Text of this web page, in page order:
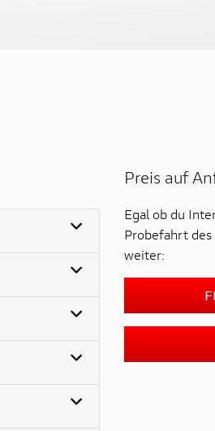
Preis auf
Egal ob du
Probefahrt
weiter: